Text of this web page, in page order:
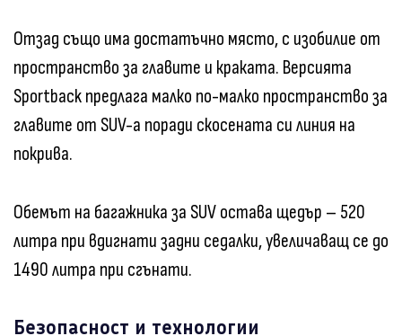
Отзад също има достатъчно място, с изобилие от
пространство за главите и краката. Версията
Sportback предлага малко по-малко пространство за
главите от SUV-а поради скосената си линия на
покрива.
Обемът на багажника за SUV остава щедър – 520
литра при вдигнати задни седалки, увеличаващ се до
1490 литра при сгънати.
Безопасност и технологии